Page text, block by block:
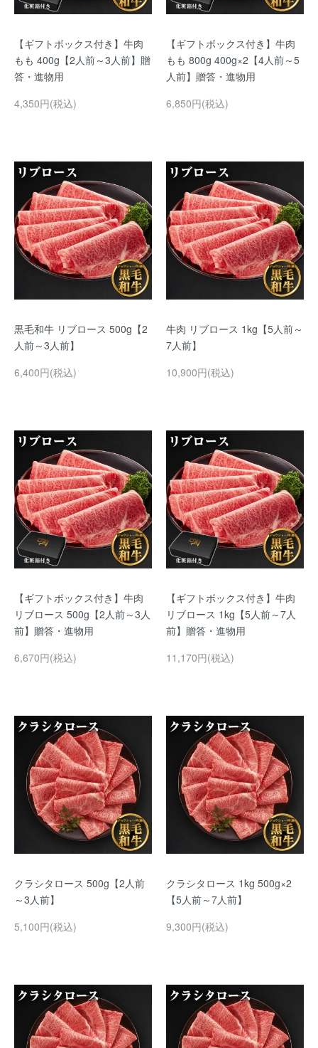
【ギフトボックス付き】牛肉
もも 400g【2人前～3人前】贈
答・進物用
4,350円(税込)
【ギフトボックス付き】牛肉
もも 800g 400g×2【4人前～5
人前】贈答・進物用
6,850円(税込)
黒毛和牛 リブロース 500g【2
人前～3人前】
6,400円(税込)
牛肉 リブロース 1kg【5人前～
7人前】
10,900円(税込)
【ギフトボックス付き】牛肉
リブロース 500g【2人前～3人
前】贈答・進物用
6,670円(税込)
【ギフトボックス付き】牛肉
リブロース 1kg【5人前～7人
前】贈答・進物用
11,170円(税込)
クラシタロース 500g【2人前
～3人前】
5,100円(税込)
クラシタロース 1kg 500g×2
【5人前～7人前】
9,300円(税込)